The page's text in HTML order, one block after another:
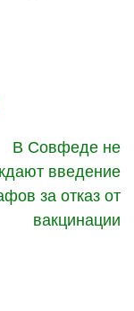
В Совфеде не
введение
за отказ от
вакцинации